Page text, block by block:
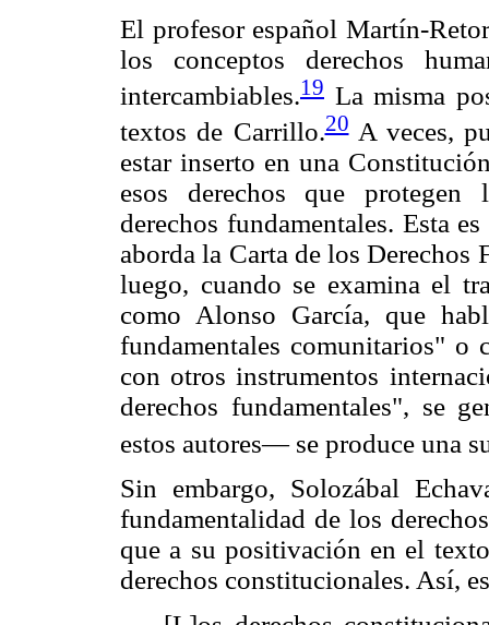
El profesor español Martín-
los conceptos derechos
intercambiables.19 La misma
textos de Carrillo.20A veces,
estar inserto en una
esos derechos que protegen
derechos fundamentales. Esta
aborda la Carta de los Derechos
luego, cuando se examina el
como Alonso García, que
fundamentales comunitarios" o
con otros instrumentos
derechos fundamentales", se
estos autores— se produce una
Sin embargo, Solozábal
fundamentalidad de los
que a su positivación en el
derechos constitucionales. Así,